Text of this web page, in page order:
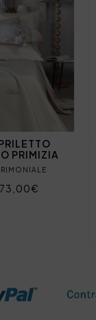
PRIMIZIA